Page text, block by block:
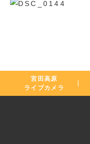
宮田高原
ライブカメラ